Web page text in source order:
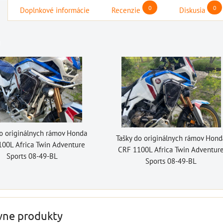
Doplnkové informácie Recenzie 0 Diskusia 0
originálnych rámov Honda
Africa Twin Adventure
Sports 08-49-BL
Tašky do originálnych rámov
CRF 1100L Africa Twin Adventure
Sports 08-49-BL
produkty
box s
+ power
štartovací
A, NOCO
BOOST PRO
(NOCO USA)
štartovací box +
power banka,
bootovací prúd 400
A, NOCO GB20
BAT997
štartovací box + power
banka, bootovací prúd 400
A, NOCO GB20
DO KOŠÍKA
náradia
Novšie
majú vôbec
základnej